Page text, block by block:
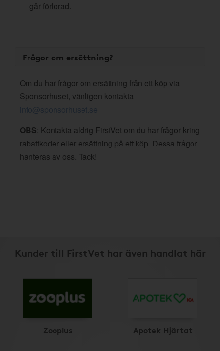
går förlorad.
Frågor om ersättning?
Om du har frågor om ersättning från ett köp via
Sponsorhuset, vänligen kontakta
info@sponsorhuset.se
OBS: Kontakta aldrig FirstVet om du har frågor kring
rabattkoder eller ersättning på ett köp. Dessa frågor
hanteras av oss. Tack!
Kunder till FirstVet har även handlat här
Zooplus Apotek Hjärtat